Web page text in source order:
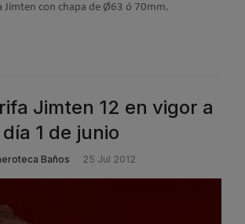
Jimten con chapa de Ø63 ó 70mm.
Jimten 12 en vigor a
1 de junio
Baños 25 Jul 2012